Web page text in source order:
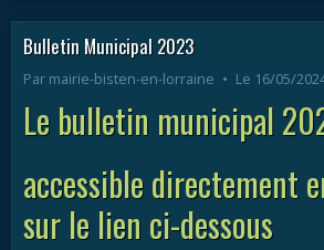
Bulletin Municipal 2023
Par mairie-bisten-en-lorraine Le 16/05/
Le bulletin municipal
accessible directement
sur le lien ci-dessous